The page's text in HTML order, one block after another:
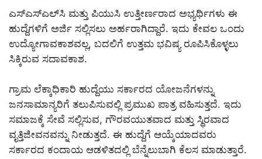
ಎಸ್‌ಎಸ್‌ಎಲ್‌ಸಿ ಮತ್ತು ಪಿಯುಸಿ ಉತ್ತೀರ್ಣರಾದ ಅಭ್ಯರ್ಥಿಗಳು ಈ
ಹುದ್ದೆಗಳಿಗೆ ಅರ್ಜಿ ಸಲ್ಲಿಸಲು ಅರ್ಹರಾಗಿದ್ದಾರೆ. ಇದು ಕೇವಲ ಒಂದು
ಉದ್ಯೋಗಾವಕಾಶವಲ್ಲ, ಬದಲಿಗೆ ಉತ್ತಮ ಭವಿಷ್ಯ ರೂಪಿಸಿಕೊಳ್ಳಲು
ಸಿಕ್ಕಿರುವ ಸದಾವಕಾಶ.
ಗ್ರಾಮ ಲೆಕ್ಕಾಧಿಕಾರಿ ಹುದ್ದೆಯು ಸರ್ಕಾರದ ಯೋಜನೆಗಳನ್ನು
ಜನಸಾಮಾನ್ಯರಿಗೆ ತಲುಪಿಸುವಲ್ಲಿ ಪ್ರಮುಖ ಪಾತ್ರ ವಹಿಸುತ್ತದೆ. ಇದು
ಸಮಾಜಕ್ಕೆ ಸೇವೆ ಸಲ್ಲಿಸುವ, ಗೌರವಯುತವಾದ ಮತ್ತು ಸ್ಥಿರವಾದ
ವೃತ್ತಿಜೀವನವನ್ನು ನೀಡುತ್ತದೆ. ಈ ಹುದ್ದೆಗೆ ಆಯ್ಕೆಯಾದವರು
ಸರ್ಕಾರದ ಕಂದಾಯ ಆಡಳಿತದಲ್ಲಿ ಬೆನ್ನೆಲುಬಾಗಿ ಕೆಲಸ ಮಾಡುತ್ತಾರೆ.